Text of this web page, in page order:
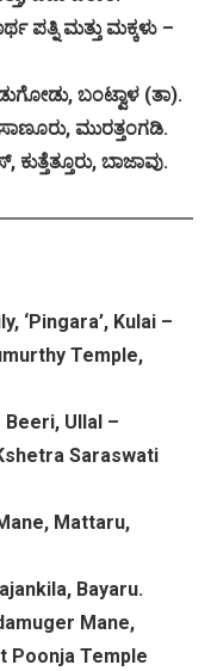
ಪತ್ನಿ ಮತ್ತು ಮಕ್ಕಳು –
, ಬಂಟ್ವಾಳ (ತಾ).
, ಮುರತ್ತಂಗಡಿ.
, ಕುತ್ತೆತ್ತೂರು, ಬಾಜಾವು.
‘Pingara’, Kulai –
Temple,
Ullal –
Saraswati
Mattaru,
Bayaru.
Mane,
Poonja Temple